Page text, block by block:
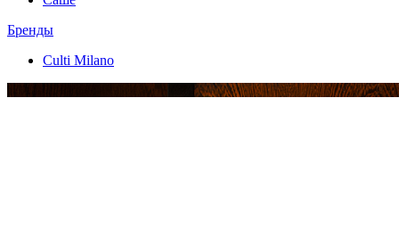
Бренды
Culti Milano